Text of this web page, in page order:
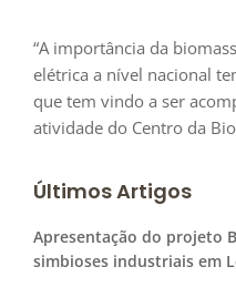
“A importância da
elétrica a nível nacional
que tem vindo a ser
atividade do Centro da
Últimos Artigos
Apresentação do projeto
simbioses industriais em